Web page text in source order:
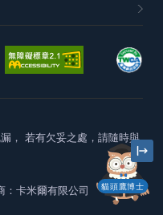
貓頭鷹博士
， 若有欠妥之處，請隨時與
：卡米爾有限公司